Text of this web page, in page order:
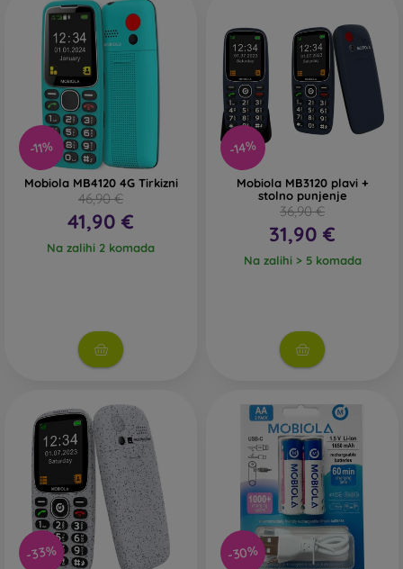
-11%
Mobiola MB4120 4G Tirkizni
46,90 €
41,90 €
Na zalihi 2 komada
-14%
Mobiola MB3120 plavi +
stolno punjenje
36,90 €
31,90 €
Na zalihi > 5 komada
-33% -30%